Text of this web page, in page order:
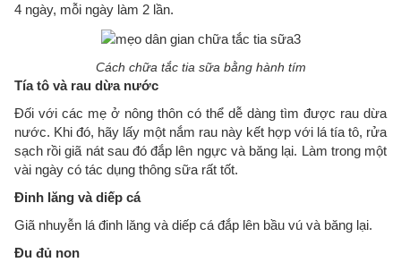
4 ngày, mỗi ngày làm 2 lần.
Cách chữa tắc tia sữa bằng hành tím
Tía tô và rau dừa nước
Đối với các mẹ ở nông thôn có thể dễ dàng tìm được rau dừa
nước. Khi đó, hãy lấy một nắm rau này kết hợp với lá tía tô, rửa
sạch rồi giã nát sau đó đắp lên ngực và băng lại. Làm trong một
vài ngày có tác dụng thông sữa rất tốt.
Đinh lăng và diếp cá
Giã nhuyễn lá đinh lăng và diếp cá đắp lên bầu vú và băng lại.
Đu đủ non